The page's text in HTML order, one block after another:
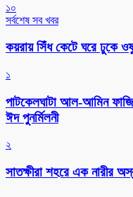
১০
সর্বশেষ সব খবর
কয়রায় সিঁধ কেটে ঘরে ঢুকে
১
পাটকেলঘাটা আল-আমিন
ঈদ পুনর্মিলনী
২
সাতক্ষীরা শহরে এক নারীর